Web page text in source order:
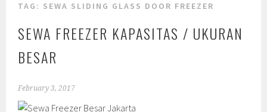
TAG: SEWA SLIDING GLASS DOOR FREEZER
SEWA FREEZER KAPASITAS / UKURAN
BESAR
February 3, 2017